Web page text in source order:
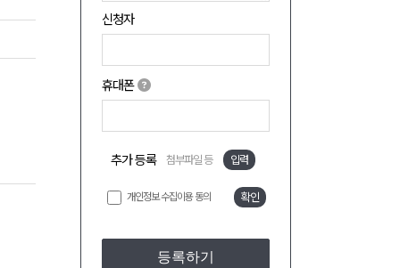
신청자
휴대폰
추가 등록 첨부파일 등 입력
개인정보 수집이용 동의 확인
등록하기